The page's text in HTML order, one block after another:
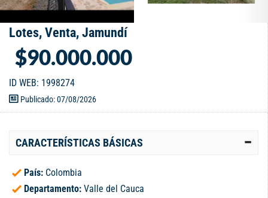
Lotes, Venta, Jamundí
$90.000.000
ID WEB: 1998274
Publicado: 07/08/2026
CARACTERÍSTICAS BÁSICAS
País: Colombia
Departamento: Valle del Cauca